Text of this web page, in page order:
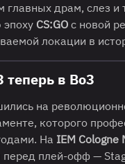
главных драм, слез и
CS:GO с новой
локации в
в Bo3
на
которого
На IEM
перед плей-офф —